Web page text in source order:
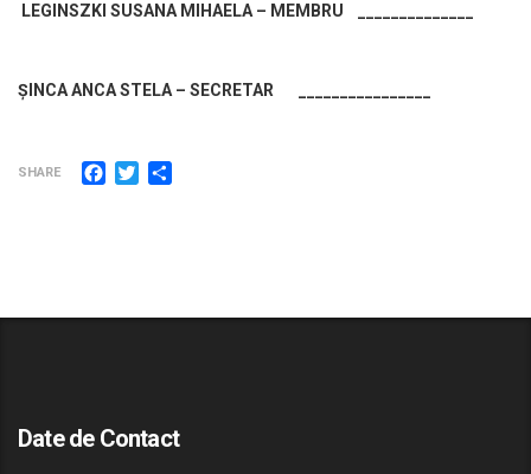
LEGINSZKI SUSANA MIHAELA – MEMBRU ______________
ȘINCA ANCA STELA – SECRETAR ________________
SHARE Facebook
Twitter
Date de Contact